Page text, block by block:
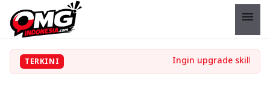
menu
TERKINI